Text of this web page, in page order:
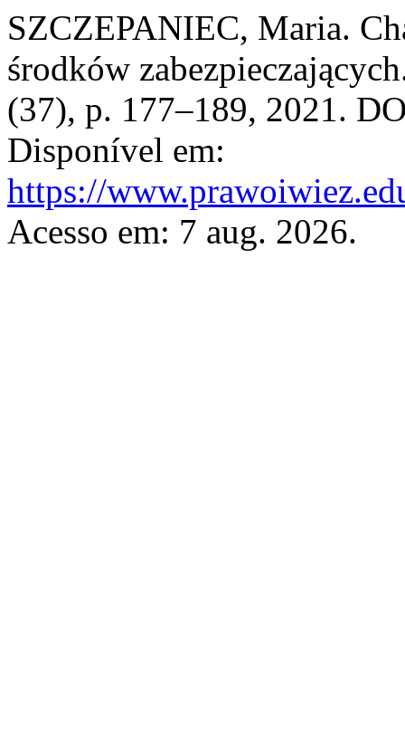
SZCZEPANIEC, Maria.
środków
(37), p. 177–189, 2021.
Disponível em:
https://
Acesso em: 7 aug. 2026.